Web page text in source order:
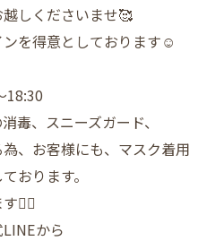
しくださいませ🥰
を得意としております☺️
18:30
毒、スニーズガード、
、お客様にも、マスク着用
おります。
🙇‍♀️
から